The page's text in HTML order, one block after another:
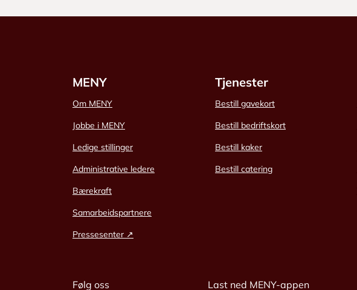
MENY
Om MENY
Jobbe i MENY
Ledige stillinger
Administrative ledere
Bærekraft
Samarbeidspartnere
Pressesenter ↗
Tjenester
Bestill gavekort
Bestill bedriftskort
Bestill kaker
Bestill catering
Følg oss Last ned MENY-appen